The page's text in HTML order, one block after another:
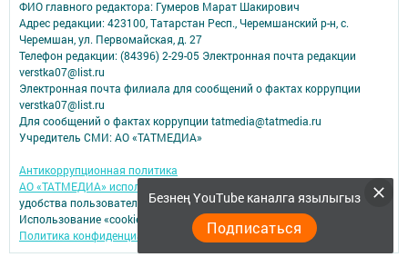
Безнең YouTube каналга язылыгыз
Подписаться
ФИО главного редактора: Гумеров Марат Шакирович
Адрес редакции: 423100, Татарстан Респ., Черемшанский р-н, с.
Черемшан, ул. Первомайская, д. 27
Телефон редакции: (84396) 2-29-05 Электронная почта редакции
verstka07@list.ru
Электронная почта филиала для сообщений о фактах коррупции
verstka07@list.ru
Для сообщений о фактах коррупции tatmedia@tatmedia.ru
Учредитель СМИ: АО «ТАТМЕДИА»
Антикоррупционная политика
АО «ТАТМЕДИА» использует «cookie»
для персонализации сервисов и
удобства пользователей сайтом.
Использование «cookie» можно отменить в настройках браузера.
Политика конфиденциальности